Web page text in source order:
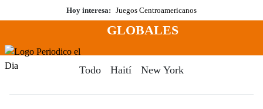
al
Hoy interesa: Juegos Centroamericanos
Menú
GLOBALES
Todo Haití New York